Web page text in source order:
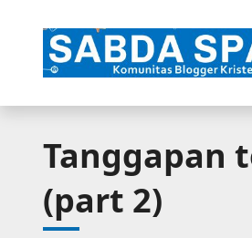
Tanggapan
(part 2)